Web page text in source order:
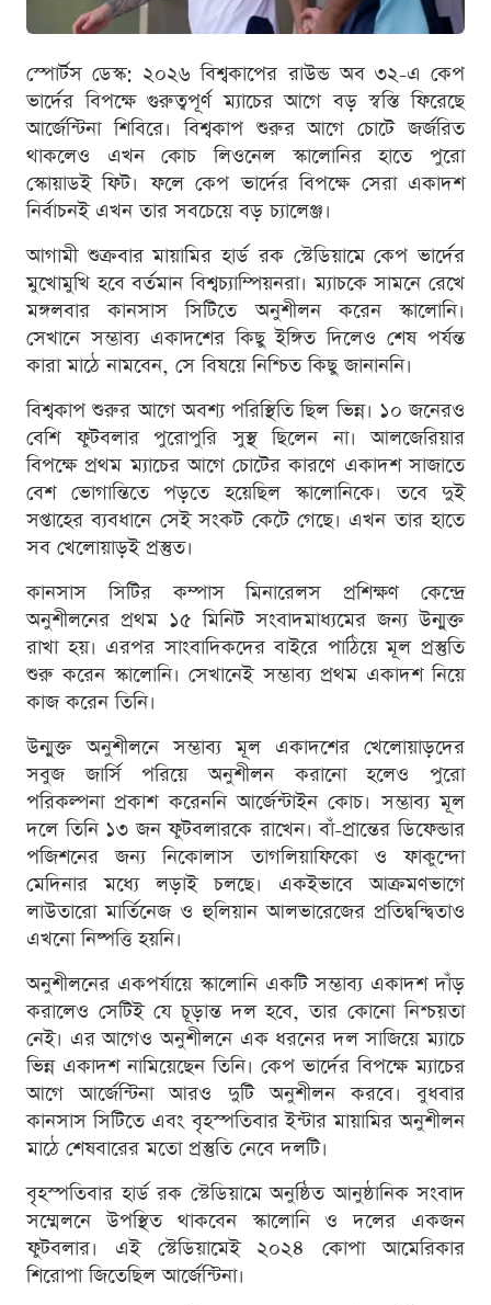
স্পোর্টস ডেস্ক: ২০২৬ বিশ্বকাপের রাউন্ড অব ৩২-এ কেপ
ভার্দের বিপক্ষে গুরুত্বপূর্ণ ম্যাচের আগে বড় স্বস্তি ফিরেছে
আর্জেন্টিনা শিবিরে। বিশ্বকাপ শুরুর আগে চোটে জর্জরিত
থাকলেও এখন কোচ লিওনেল স্কালোনির হাতে পুরো
স্কোয়াডই ফিট। ফলে কেপ ভার্দের বিপক্ষে সেরা একাদশ
নির্বাচনই এখন তার সবচেয়ে বড় চ্যালেঞ্জ।
আগামী শুক্রবার মায়ামির হার্ড রক স্টেডিয়ামে কেপ ভার্দের
মুখোমুখি হবে বর্তমান বিশ্বচ্যাম্পিয়নরা। ম্যাচকে সামনে রেখে
মঙ্গলবার কানসাস সিটিতে অনুশীলন করেন স্কালোনি।
সেখানে সম্ভাব্য একাদশের কিছু ইঙ্গিত দিলেও শেষ পর্যন্ত
কারা মাঠে নামবেন, সে বিষয়ে নিশ্চিত কিছু জানাননি।
বিশ্বকাপ শুরুর আগে অবশ্য পরিস্থিতি ছিল ভিন্ন। ১০ জনেরও
বেশি ফুটবলার পুরোপুরি সুস্থ ছিলেন না। আলজেরিয়ার
বিপক্ষে প্রথম ম্যাচের আগে চোটের কারণে একাদশ সাজাতে
বেশ ভোগান্তিতে পড়তে হয়েছিল স্কালোনিকে। তবে দুই
সপ্তাহের ব্যবধানে সেই সংকট কেটে গেছে। এখন তার হাতে
সব খেলোয়াড়ই প্রস্তুত।
কানসাস সিটির কম্পাস মিনারেলস প্রশিক্ষণ কেন্দ্রে
অনুশীলনের প্রথম ১৫ মিনিট সংবাদমাধ্যমের জন্য উন্মুক্ত
রাখা হয়। এরপর সাংবাদিকদের বাইরে পাঠিয়ে মূল প্রস্তুতি
শুরু করেন স্কালোনি। সেখানেই সম্ভাব্য প্রথম একাদশ নিয়ে
কাজ করেন তিনি।
উন্মুক্ত অনুশীলনে সম্ভাব্য মূল একাদশের খেলোয়াড়দের
সবুজ জার্সি পরিয়ে অনুশীলন করানো হলেও পুরো
পরিকল্পনা প্রকাশ করেননি আর্জেন্টাইন কোচ। সম্ভাব্য মূল
দলে তিনি ১৩ জন ফুটবলারকে রাখেন। বাঁ-প্রান্তের ডিফেন্ডার
পজিশনের জন্য নিকোলাস তাগলিয়াফিকো ও ফাকুন্দো
মেদিনার মধ্যে লড়াই চলছে। একইভাবে আক্রমণভাগে
লাউতারো মার্তিনেজ ও হুলিয়ান আলভারেজের প্রতিদ্বন্দ্বিতাও
এখনো নিষ্পত্তি হয়নি।
অনুশীলনের একপর্যায়ে স্কালোনি একটি সম্ভাব্য একাদশ দাঁড়
করালেও সেটিই যে চূড়ান্ত দল হবে, তার কোনো নিশ্চয়তা
নেই। এর আগেও অনুশীলনে এক ধরনের দল সাজিয়ে ম্যাচে
ভিন্ন একাদশ নামিয়েছেন তিনি। কেপ ভার্দের বিপক্ষে ম্যাচের
আগে আর্জেন্টিনা আরও দুটি অনুশীলন করবে। বুধবার
কানসাস সিটিতে এবং বৃহস্পতিবার ইন্টার মায়ামির অনুশীলন
মাঠে শেষবারের মতো প্রস্তুতি নেবে দলটি।
বৃহস্পতিবার হার্ড রক স্টেডিয়ামে অনুষ্ঠিত আনুষ্ঠানিক সংবাদ
সম্মেলনে উপস্থিত থাকবেন স্কালোনি ও দলের একজন
ফুটবলার। এই স্টেডিয়ামেই ২০২৪ কোপা আমেরিকার
শিরোপা জিতেছিল আর্জেন্টিনা।